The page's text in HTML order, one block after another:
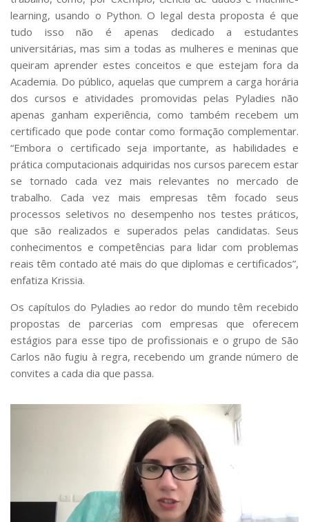
learning, usando o Python. O legal desta proposta é que
tudo isso não é apenas dedicado a estudantes
universitárias, mas sim a todas as mulheres e meninas que
queiram aprender estes conceitos e que estejam fora da
Academia. Do público, aquelas que cumprem a carga horária
dos cursos e atividades promovidas pelas Pyladies não
apenas ganham experiência, como também recebem um
certificado que pode contar como formação complementar.
“Embora o certificado seja importante, as habilidades e
prática computacionais adquiridas nos cursos parecem estar
se tornado cada vez mais relevantes no mercado de
trabalho. Cada vez mais empresas têm focado seus
processos seletivos no desempenho nos testes práticos,
que são realizados e superados pelas candidatas. Seus
conhecimentos e competências para lidar com problemas
reais têm contado até mais do que diplomas e certificados”,
enfatiza Krissia.
Os capítulos do Pyladies ao redor do mundo têm recebido
propostas de parcerias com empresas que oferecem
estágios para esse tipo de profissionais e o grupo de São
Carlos não fugiu à regra, recebendo um grande número de
convites a cada dia que passa.